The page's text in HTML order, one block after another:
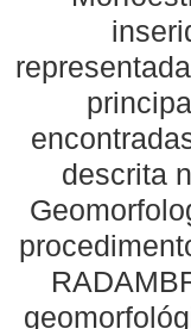
descrita